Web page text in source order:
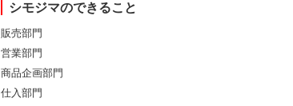
シモジマのできること
販売部門
営業部門
商品企画部門
仕入部門